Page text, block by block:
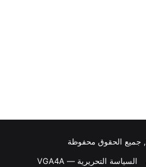
السياسة التحريرية — VGA4A